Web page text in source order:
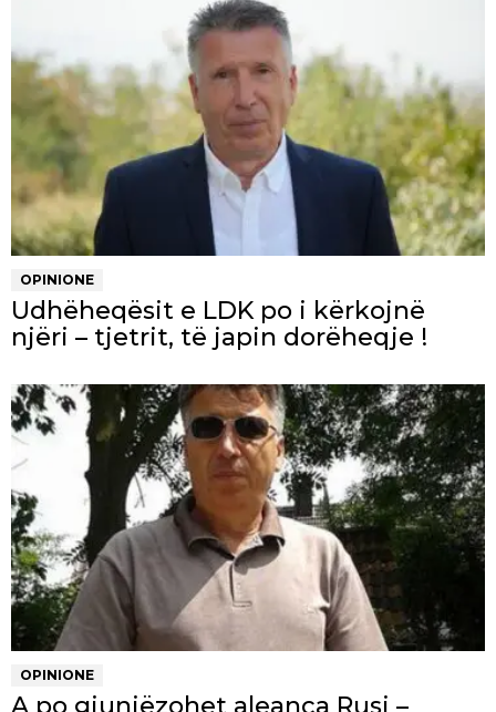
OPINIONE
Udhëheqësit e LDK po i kërkojnë
njëri – tjetrit, të japin dorëheqje !
OPINIONE
A po gjunjëzohet aleanca Rusi –